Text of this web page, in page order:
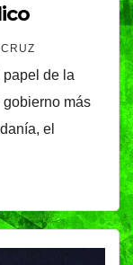
de la
gobierno más
el